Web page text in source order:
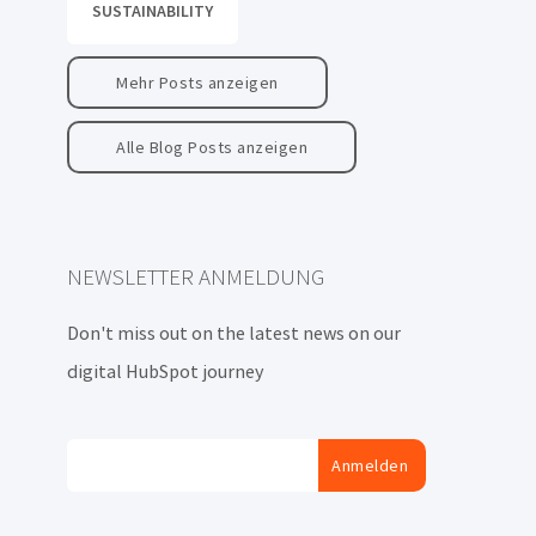
SUSTAINABILITY
Mehr Posts anzeigen
Alle Blog Posts anzeigen
NEWSLETTER ANMELDUNG
Don't miss out on the latest news on our
digital HubSpot journey